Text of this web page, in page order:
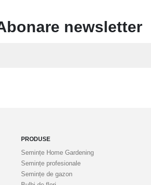
newsletter
PRODUSE
Semințe Home Gardening
Semințe profesionale
Semințe de gazon